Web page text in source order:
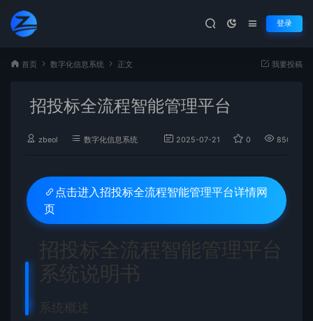
登录
首页 数字化信息系统 正文 我要投稿
招投标全流程智能管理平台
zbeol 数字化信息系统 2025-07-21 0 850
点击进入 招投标全流程智能管理平台详情网
页
招投标全流程智能管理平台
系统说明书
系统概述